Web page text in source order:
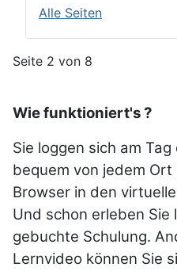
Alle Seiten
Seite 2 von 8
Wie funktioniert's ?
Sie loggen sich am
bequem von jedem
Browser in den
Und schon erleben
gebuchte Schulung.
Lernvideo können Sie